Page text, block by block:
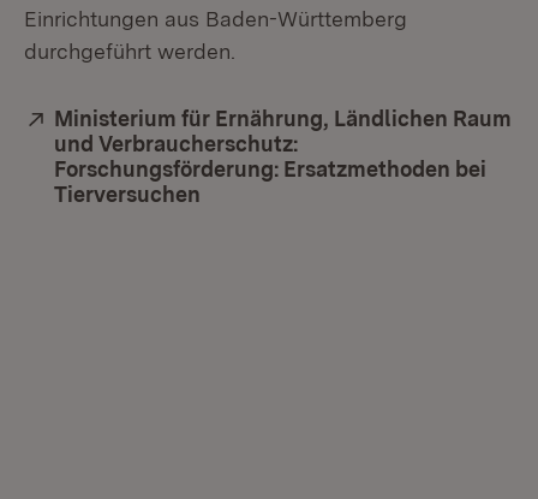
Einrichtungen aus Baden-Württemberg
durchgeführt werden.
Extern:
Ministerium für Ernährung, Ländlichen Raum
und Verbraucherschutz:
Forschungsförderung: Ersatzmethoden bei
Tierversuchen